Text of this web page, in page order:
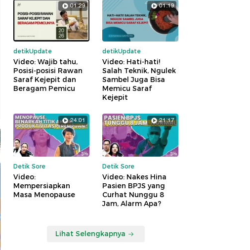
01:29
detikUpdate
Video: Wajib tahu,
Posisi-posisi Rawan
Saraf Kejepit dan
Beragam Pemicu
01:19
detikUpdate
Video: Hati-hati!
Salah Teknik, Ngulek
Sambel Juga Bisa
Memicu Saraf
Kejepit
24:01
Detik Sore
Video:
Mempersiapkan
Masa Menopause
21:17
Detik Sore
Video: Nakes Hina
Pasien BPJS yang
Curhat Nunggu 8
Jam, Alarm Apa?
Lihat Selengkapnya